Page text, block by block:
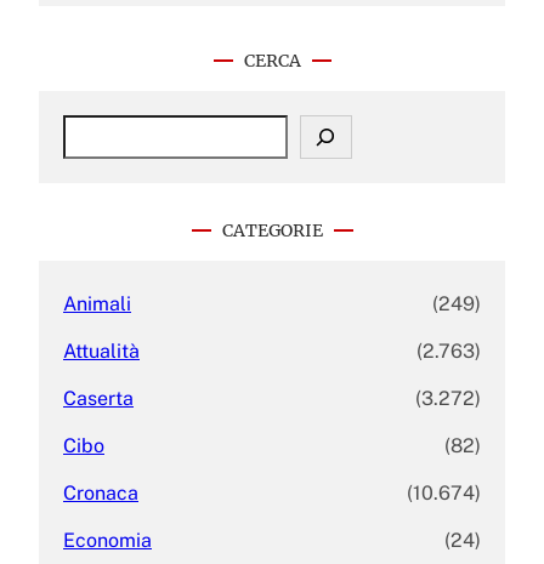
CERCA
S
CATEGORIE
Animali (249)
Attualità (2.763)
Caserta (3.272)
Cibo (82)
Cronaca (10.674)
Economia (24)